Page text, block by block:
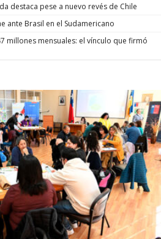
destaca pese a nuevo revés de Chile
ante Brasil en el Sudamericano
millones mensuales: el vínculo que firmó